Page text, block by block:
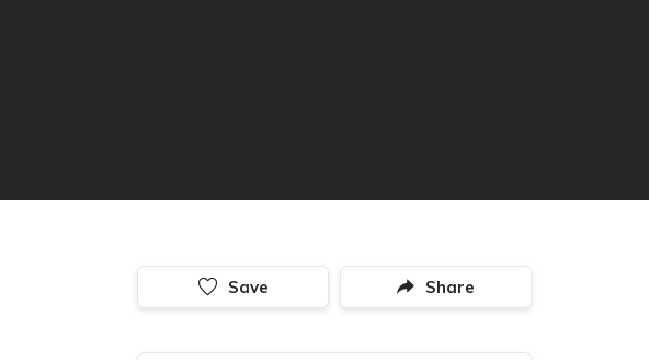
Save Share